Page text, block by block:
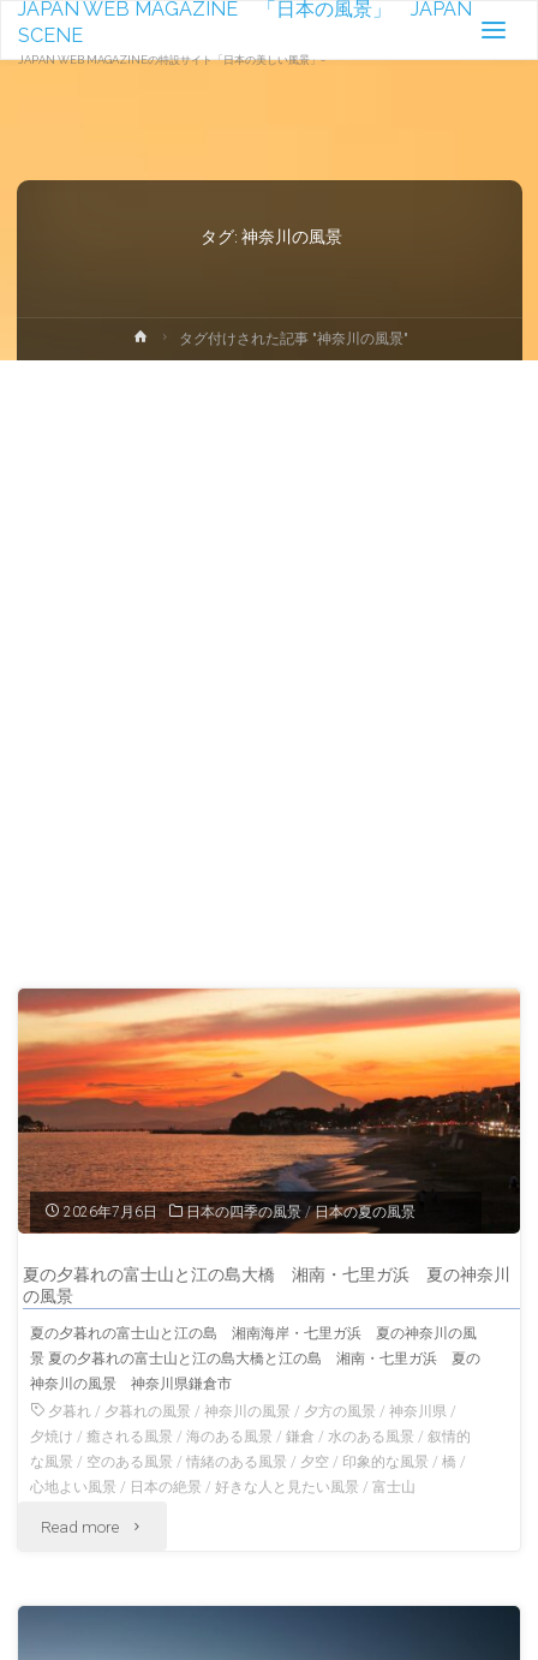
JAPAN WEB MAGAZINE 「日本の風景」 JAPAN
SCENE
JAPAN WEB MAGAZINEの特設サイト「日本の美しい風景」-
タグ: 神奈川の風景
ホ
ー
タグ付けされた記事 "神奈川の風景"
2026年7月6日 日本の四季の風景 / 日本の夏の風景
夏の夕暮れの富士山と江の島大橋 湘南・七里ガ浜 夏の神奈川
の風景
夏の夕暮れの富士山と江の島 湘南海岸・七里ガ浜 夏の神奈川の風
景 夏の夕暮れの富士山と江の島大橋と江の島 湘南・七里ガ浜 夏の
神奈川の風景 神奈川県鎌倉市
夕暮れ / 夕暮れの風景 /神奈川の風景 / 夕方の風景 /神奈川県 /
夕焼け /癒される風景 /海のある風景 /鎌倉 / 水のある風景 /叙情的
な風景 / 空のある風景 /情緒のある風景 / 夕空 / 印象的な風景 /橋 /
心地よい風景 / 日本の絶景 /好きな人と見たい風景 /富士山
Read more "夏